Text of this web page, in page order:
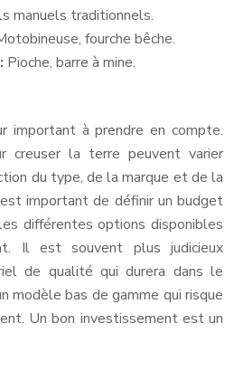
manuels traditionnels.
fourche bêche.
Pioche, barre à mine.
important à prendre en compte.
creuser la terre peuvent varier
du type, de la marque et de la
important de définir un budget
différentes options disponibles
Il est souvent plus judicieux
de qualité qui durera dans le
modèle bas de gamme qui risque
Un bon investissement est un